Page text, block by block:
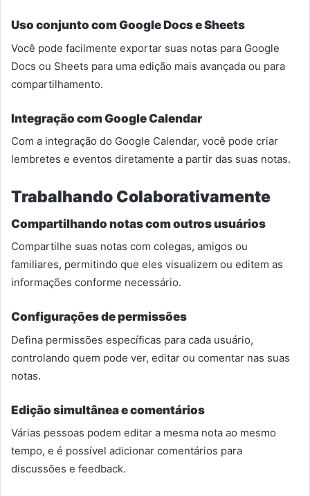
Uso conjunto com Google Docs e Sheets
Você pode facilmente exportar suas notas para Google
Docs ou Sheets para uma edição mais avançada ou para
compartilhamento.
Integração com Google Calendar
Com a integração do Google Calendar, você pode criar
lembretes e eventos diretamente a partir das suas notas.
Trabalhando Colaborativamente
Compartilhando notas com outros usuários
Compartilhe suas notas com colegas, amigos ou
familiares, permitindo que eles visualizem ou editem as
informações conforme necessário.
Configurações de permissões
Defina permissões específicas para cada usuário,
controlando quem pode ver, editar ou comentar nas suas
notas.
Edição simultânea e comentários
Várias pessoas podem editar a mesma nota ao mesmo
tempo, e é possível adicionar comentários para
discussões e feedback.